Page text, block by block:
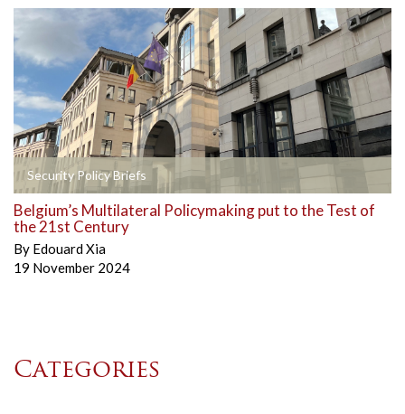
Security Policy Briefs
Belgium’s Multilateral Policymaking put to the Test of
the 21st Century
By Edouard Xia
19 November 2024
Categories